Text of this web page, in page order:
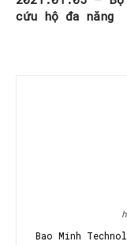
cứu hộ đa năng
Bao Minh